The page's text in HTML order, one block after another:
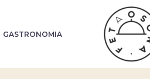
GASTRONOMIA